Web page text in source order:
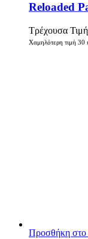
Reloaded
Τρέχουσα
Χαμηλότερη τιμή 30
Προσθήκη στο